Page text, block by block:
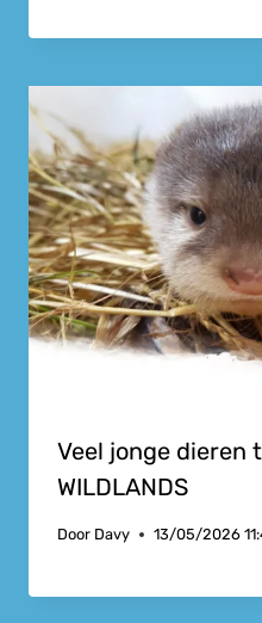
Veel jonge dieren
WILDLANDS
Door Davy 13/05/2026